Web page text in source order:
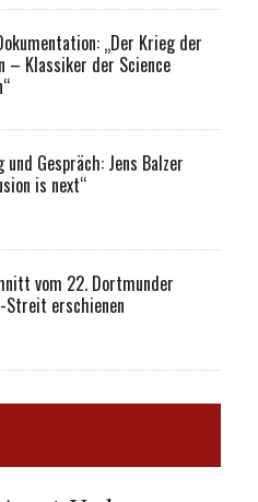
„Der Krieg der
– Klassiker der Science
und Gespräch: Jens Balzer
is next“
vom 22. Dortmunder
Streit erschienen